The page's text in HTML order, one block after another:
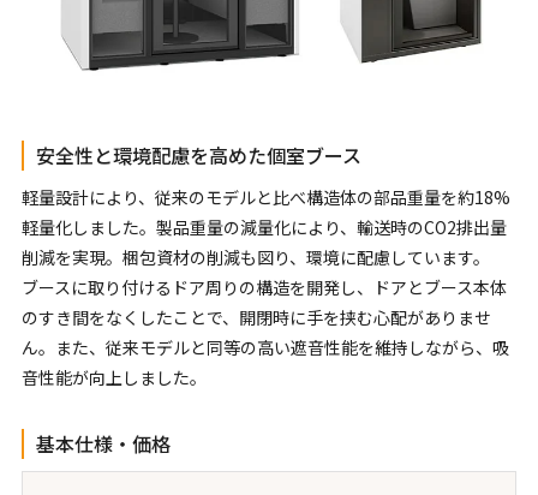
安全性と環境配慮を高めた個室ブース
軽量設計により、従来のモデルと比べ構造体の部品重量を約18%
軽量化しました。製品重量の減量化により、輸送時のCO2排出量
削減を実現。梱包資材の削減も図り、環境に配慮しています。
ブースに取り付けるドア周りの構造を開発し、ドアとブース本体
のすき間をなくしたことで、開閉時に手を挟む心配がありませ
ん。また、従来モデルと同等の高い遮音性能を維持しながら、吸
音性能が向上しました。
基本仕様・価格